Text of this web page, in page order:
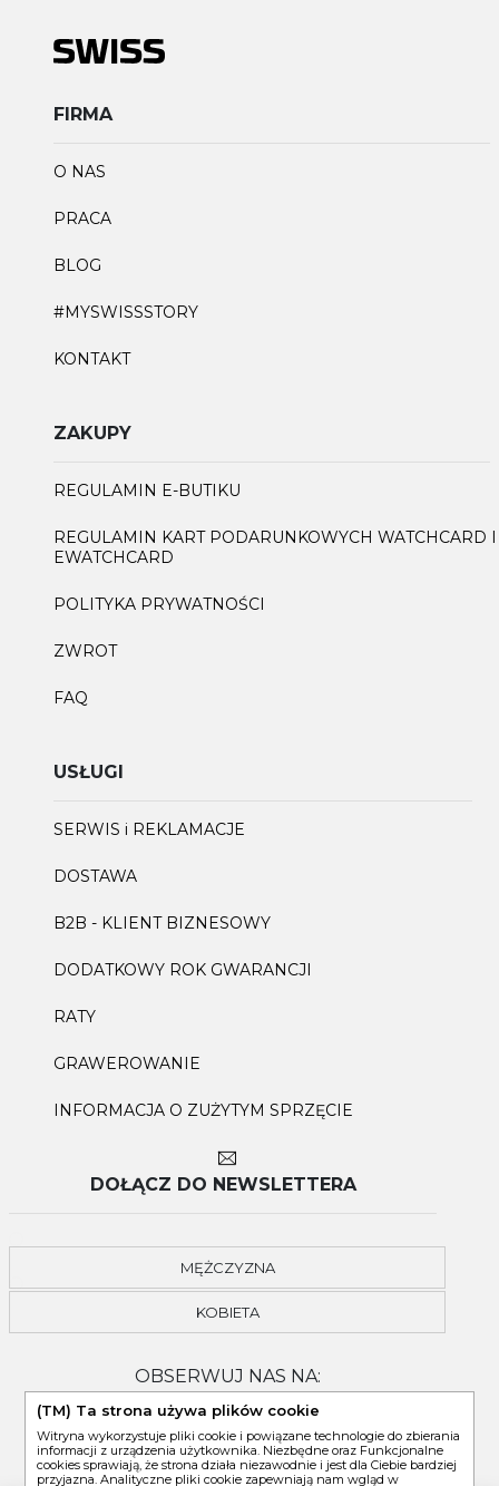
FIRMA
O NAS
PRACA
BLOG
#MYSWISSSTORY
KONTAKT
ZAKUPY
REGULAMIN E-BUTIKU
REGULAMIN KART PODARUNKOWYCH WATCHCARD I
EWATCHCARD
POLITYKA PRYWATNOŚCI
ZWROT
FAQ
USŁUGI
SERWIS i REKLAMACJE
DOSTAWA
B2B - KLIENT BIZNESOWY
DODATKOWY ROK GWARANCJI
RATY
GRAWEROWANIE
INFORMACJA O ZUŻYTYM SPRZĘCIE
DOŁĄCZ DO NEWSLETTERA
MĘŻCZYZNA
KOBIETA
OBSERWUJ NAS NA:
(TM) Ta strona używa plików cookie
Witryna wykorzystuje pliki cookie i powiązane technologie do zbierania
informacji z urządzenia użytkownika. Niezbędne oraz Funkcjonalne
cookies sprawiają, że strona działa niezawodnie i jest dla Ciebie bardziej
przyjazna. Analityczne pliki cookie zapewniają nam wgląd w